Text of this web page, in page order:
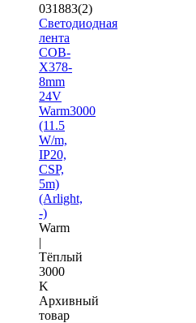
031883(2)
Светодиодная
лента
COB-
X378-
8mm
24V
Warm3000
(11.5
W/m,
IP20,
CSP,
5m)
(Arlight,
-)
Warm
|
Тёплый
3000
K
Архивный
товар